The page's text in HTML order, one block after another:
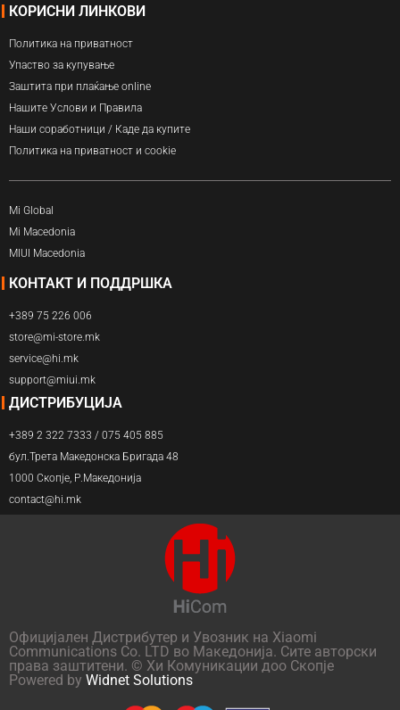
КОРИСНИ ЛИНКОВИ
Политика на приватност
Упаство за купување
Заштита при плаќање online
Нашите Услови и Правила
Наши соработници / Каде да купите
Политика на приватност и cookie
Mi Global
Mi Macedonia
MIUI Macedonia
КОНТАКТ И ПОДДРШКА
+389 75 226 006
store@mi-store.mk
service@hi.mk
support@miui.mk
ДИСТРИБУЦИЈА
+389 2 322 7333 / 075 405 885
бул.Трета Македонска Бригада 48
1000 Скопје, Р.Македонија
contact@hi.mk
Официјален Дистрибутер и Увозник на Xiaomi
Communications Co. LTD во Македонија. Сите авторски
права заштитени. © Хи Комуникации доо Скопје
Powered by Widnet Solutions